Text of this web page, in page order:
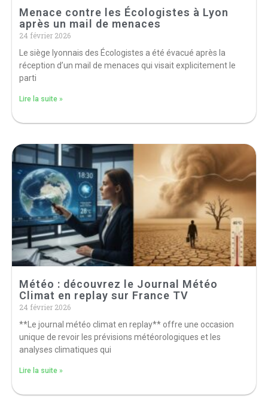
Menace contre les Écologistes à Lyon
après un mail de menaces
24 février 2026
Le siège lyonnais des Écologistes a été évacué après la
réception d’un mail de menaces qui visait explicitement le
parti
Lire la suite »
Météo : découvrez le Journal Météo
Climat en replay sur France TV
24 février 2026
**Le journal météo climat en replay** offre une occasion
unique de revoir les prévisions météorologiques et les
analyses climatiques qui
Lire la suite »